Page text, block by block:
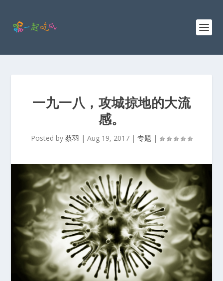
一九一八，攻城掠地的大流
感。
Posted by 蔡羽 | Aug 19, 2017 | 专题 |